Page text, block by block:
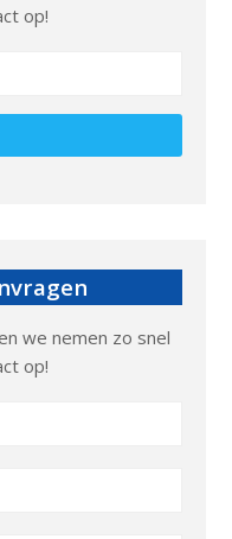
op!
we nemen zo snel
op!